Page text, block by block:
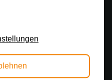
die Lichtquelle